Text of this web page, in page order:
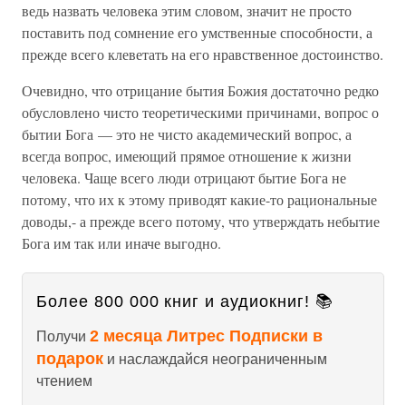
ведь назвать человека этим словом, значит не просто
поставить под сомнение его умственные способности, а
прежде всего клеветать на его нравственное достоинство.
Очевидно, что отрицание бытия Божия достаточно редко
обусловлено чисто теоретическими причинами, вопрос о
бытии Бога — это не чисто академический вопрос, а
всегда вопрос, имеющий прямое отношение к жизни
человека. Чаще всего люди отрицают бытие Бога не
потому, что их к этому приводят какие-то рациональные
доводы,- а прежде всего потому, что утверждать небытие
Бога им так или иначе выгодно.
Более 800 000 книг и аудиокниг! 📚
Получи 2 месяца Литрес Подписки в
подарок и наслаждайся неограниченным
чтением